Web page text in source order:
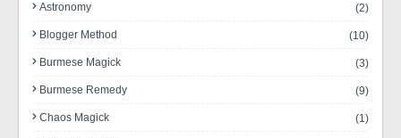
Astronomy (2)
Blogger Method (10)
Burmese Magick (3)
Burmese Remedy (9)
Chaos Magick (1)